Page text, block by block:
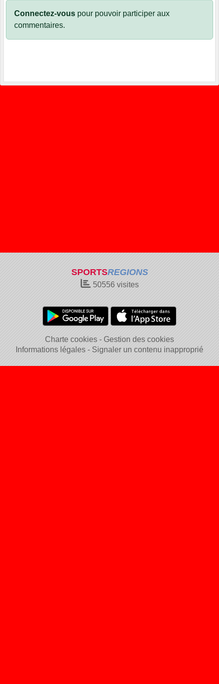
Connectez-vous pour pouvoir participer aux
commentaires.
SPORTSREGIONS
50556visites
Charte cookies
Gestion des cookies
Informations légales
Signaler un contenu inapproprié